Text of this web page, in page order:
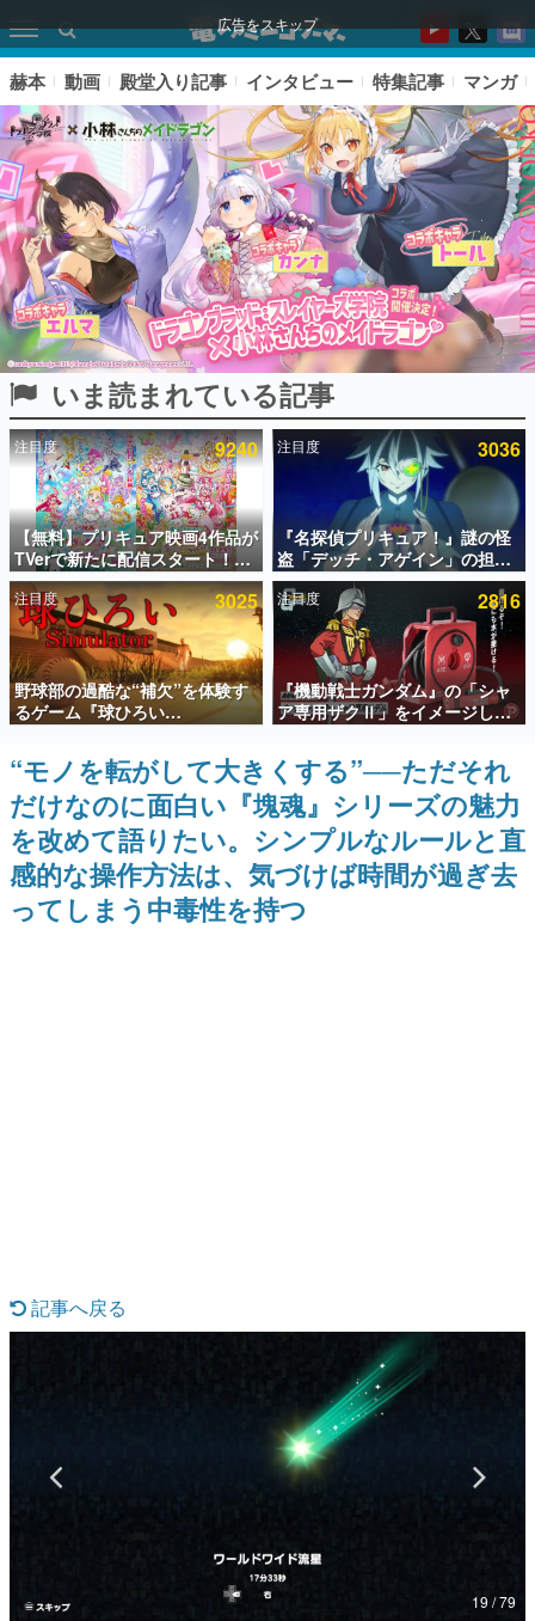
広告をスキップ
ピックアップ
電ファミのいま読まれている記事ランキング
アプリセール情報
インタビュー
連載・特集一覧
殿堂入り記事
SNS拡散数が数千以上！ ページビュー数万以上！ などな
ど。多くの人々に読まれた、電ファミ渾身の“殿堂入り”記
事をまとめました。
ゲームの企画書
名作ゲームクリエイターの方々に製作時のエピソードをお
聞きし、ヒットする企画（ゲーム）とは何か？を探ってい
きます。
赫本
この物語を解いてはいけない。『赫本』は、〈試験問題〉
の形をした短編ホラー小説集です。
なんでゲームは面白い？
ゲーム開発者・hamatsu氏がゲームの魅力を画面や操作の
具体的な形から解き明かしていく、硬派で骨太な評論連載
ゲームが変えた日本語
「経験値」「裏技」「ラスボス」… ゲームにまつわる言葉
の起源や用法の変遷を、コンピューター文化史研究家・タ
特集記事
赫本 動画 殿堂入り記事 インタビュー 特集記事 マンガ
いま読まれている記事
注目度 9240
【無料】プリキュア映画4作品が
TVerで新たに配信スタート！な
んと2018年～2024年の映画ほぼ
すべてが見放題に、ぶっちゃけ
ありえないラインナップ
注目度 3036
『名探偵プリキュア！』謎の怪
盗「デッチ・アゲイン」の担当
キャストは天﨑滉平さんと判
明。『Re:ゼロから始める異世
界生活』オットー役、『ヒプノ
シスマイク』山田三郎役など
注目度 3025
野球部の過酷な“補欠”を体験す
るゲーム『球ひろい
Simulator』が「1件」のウィッ
シュリストをもとにチェコ語に
対応しSNSで話題に。『キング
ダム・カム』開発元やチェコの
プロ野球選手から称賛の声
注目度 2816
『機動戦士ガンダム』の「シャ
ア専用ザクⅡ」をイメージした
散水ホースリールが予約開始。
本体にはシャアのパーソナルマ
ークやジオン公国軍のエンブレ
ム、型式番号などを配置
“モノを転がして大きくする”──ただそれ
だけなのに面白い『塊魂』シリーズの魅力
を改めて語りたい。シンプルなルールと直
感的な操作方法は、気づけば時間が過ぎ去
ってしまう中毒性を持つ
記事へ戻る
19 / 79